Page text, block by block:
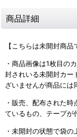
商品詳細
【こちらは未開封商品
・商品画像は1枚目の
封されいる未開封カー
ざいませんが商品には
・販売、配布された
ているもの、テープが
・未開封の状態で袋